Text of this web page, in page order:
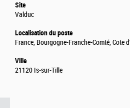
Site
Valduc
Localisation du poste
France, Bourgogne-Franche-Comté, Cote
Ville
21120 Is-sur-Tille